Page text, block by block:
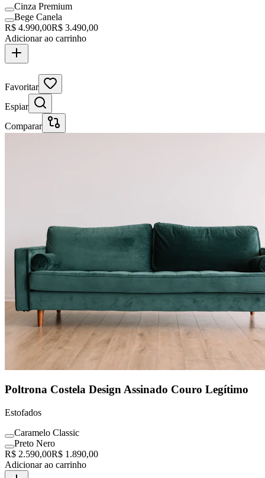
Cinza Premium
Bege Canela
R$ 4.990,00R$ 3.490,00
Adicionar ao carrinho
Favoritar
Espiar
Comparar
Poltrona Costela Design Assinado Couro Legítimo
Estofados
Caramelo Classic
Preto Nero
R$ 2.590,00R$ 1.890,00
Adicionar ao carrinho